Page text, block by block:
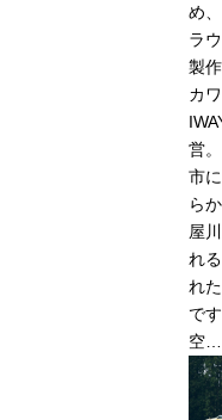
め
ラ
製
カ
営
市
ら
屋
れ
れ
で
空…